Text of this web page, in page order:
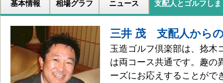
基本情報 相場グラフ ニュース 支配人とゴルフしま
三井 茂 支配人から
玉造ゴルフ倶楽部は、捻木
は両コース共通です。趣の
ーズにお応えすることがで